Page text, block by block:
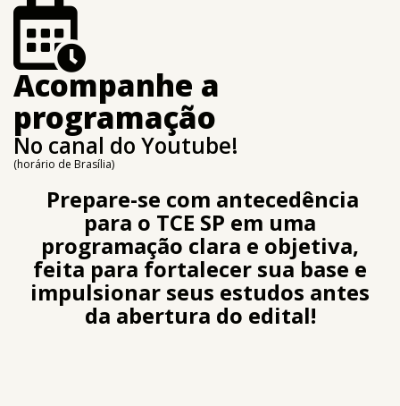
Acompanhe a
programação
No canal do Youtube!
(horário de Brasília)
Prepare-se com antecedência
para o TCE SP em uma
programação clara e objetiva,
feita para fortalecer sua base e
impulsionar seus estudos antes
da abertura do edital!